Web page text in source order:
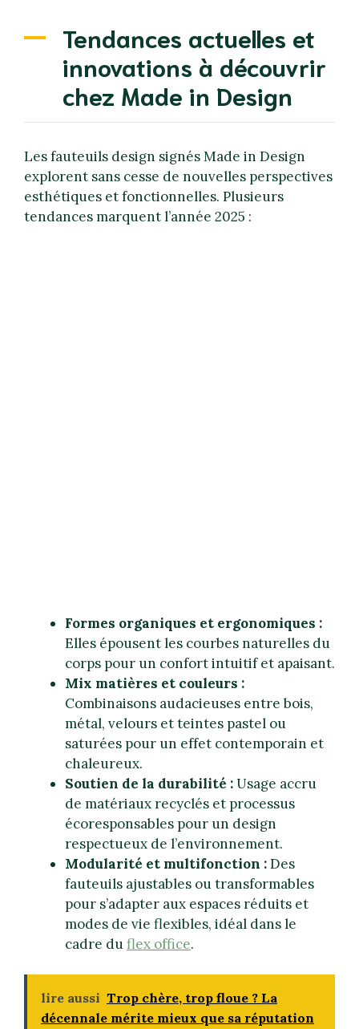
Tendances actuelles et
innovations à découvrir
chez Made in Design
Les fauteuils design signés Made in Design
explorent sans cesse de nouvelles perspectives
esthétiques et fonctionnelles. Plusieurs
tendances marquent l’année 2025 :
Formes organiques et ergonomiques :
Elles épousent les courbes naturelles du
corps pour un confort intuitif et apaisant.
Mix matières et couleurs :
Combinaisons audacieuses entre bois,
métal, velours et teintes pastel ou
saturées pour un effet contemporain et
chaleureux.
Soutien de la durabilité :Usage accru
de matériaux recyclés et processus
écoresponsables pour un design
respectueux de l’environnement.
Modularité et multifonction :Des
fauteuils ajustables ou transformables
pour s’adapter aux espaces réduits et
modes de vie flexibles, idéal dans le
cadre duflex office.
lire aussi Trop chère, trop floue ? La
décennale mérite mieux que sa réputation